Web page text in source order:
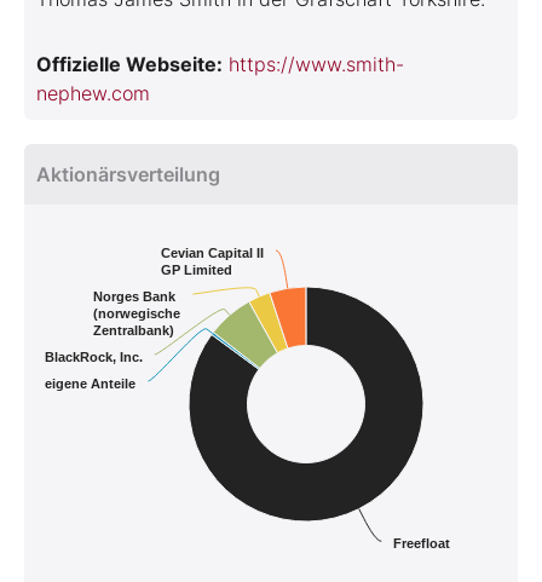
Offizielle Webseite: https://www.smith-
nephew.com
Aktionärsverteilung
Freefloat
eigene Anteile
BlackRock, Inc.
Norges Bank
(norwegische
Zentralbank)
Cevian Capital II
GP Limited